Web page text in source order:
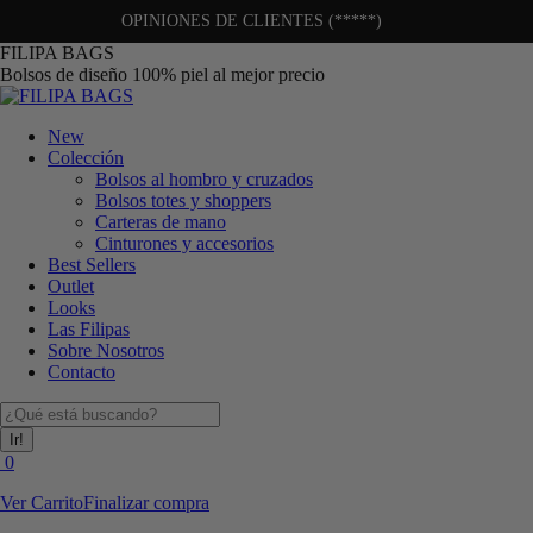
OPINIONES DE CLIENTES (*****)
Saltar
al
contenido
FILIPA BAGS
Bolsos de diseño 100% piel al mejor precio
New
Colección
Bolsos al hombro y cruzados
Bolsos totes y shoppers
Carteras de mano
Cinturones y accesorios
Best Sellers
Outlet
Looks
Las Filipas
Sobre Nosotros
Contacto
Buscar:
0
Ver CarritoFinalizar compra